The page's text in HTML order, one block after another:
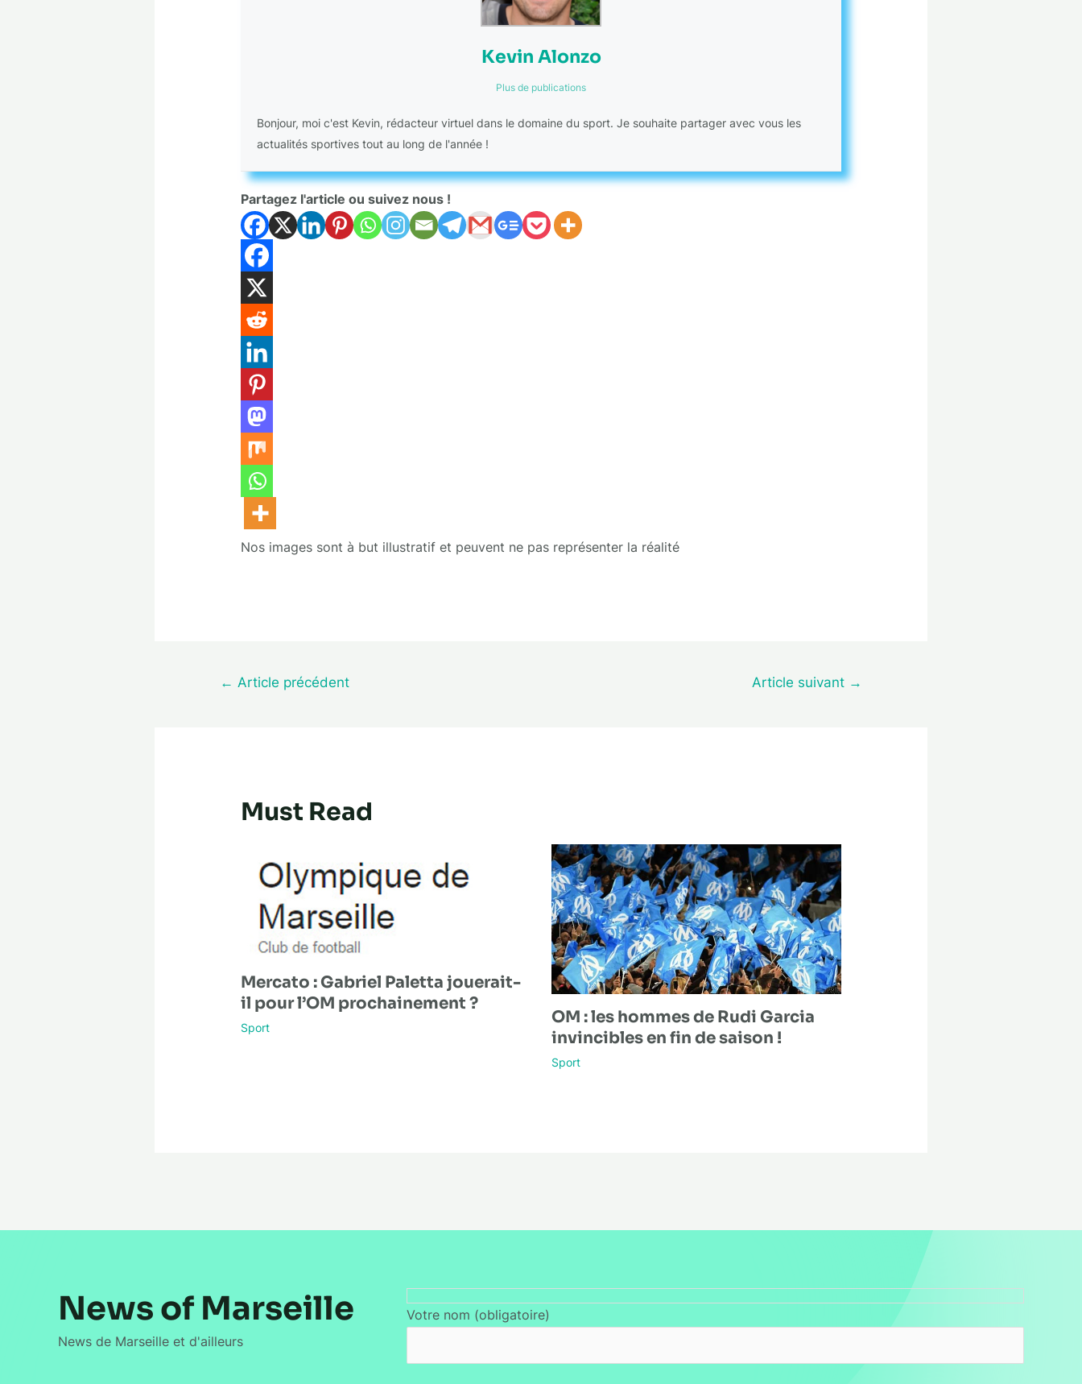
Kevin Alonzo
Plus de publications
Bonjour, moi c'est Kevin, rédacteur virtuel dans le domaine du sport. Je souhaite partager avec vous les
actualités sportives tout au long de l'année !
Partagez l'article ou suivez nous !
Nos images sont à but illustratif et peuvent ne pas représenter la réalité
← Article précédent Article suivant →
Must Read
Mercato : Gabriel Paletta jouerait-
il pour l’OM prochainement ?
Sport
OM : les hommes de Rudi Garcia
invincibles en fin de saison !
Sport
News of Marseille
News de Marseille et d'ailleurs
Votre nom (obligatoire)